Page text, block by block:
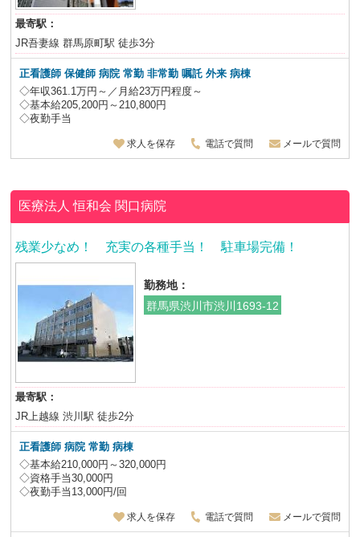
最寄駅：
JR吾妻線 群馬原町駅 徒歩3分
正看護師 保健師 病院 常勤 非常勤嘱託 外来 病棟
◇年収361.1万円～／月給23万円程度～
◇基本給205,200円～210,800円
◇夜勤手当
求人を保存 電話で質問 メールで質問
医療法人 恒和会 関口病院
残業少なめ！ 充実の各種手当！ 駐車場完備！
勤務地：
群馬県渋川市渋川1693-12
最寄駅：
JR上越線 渋川駅 徒歩2分
正看護師 病院 常勤 病棟
◇基本給210,000円～320,000円
◇資格手当30,000円
◇夜勤手当13,000円/回
求人を保存 電話で質問 メールで質問